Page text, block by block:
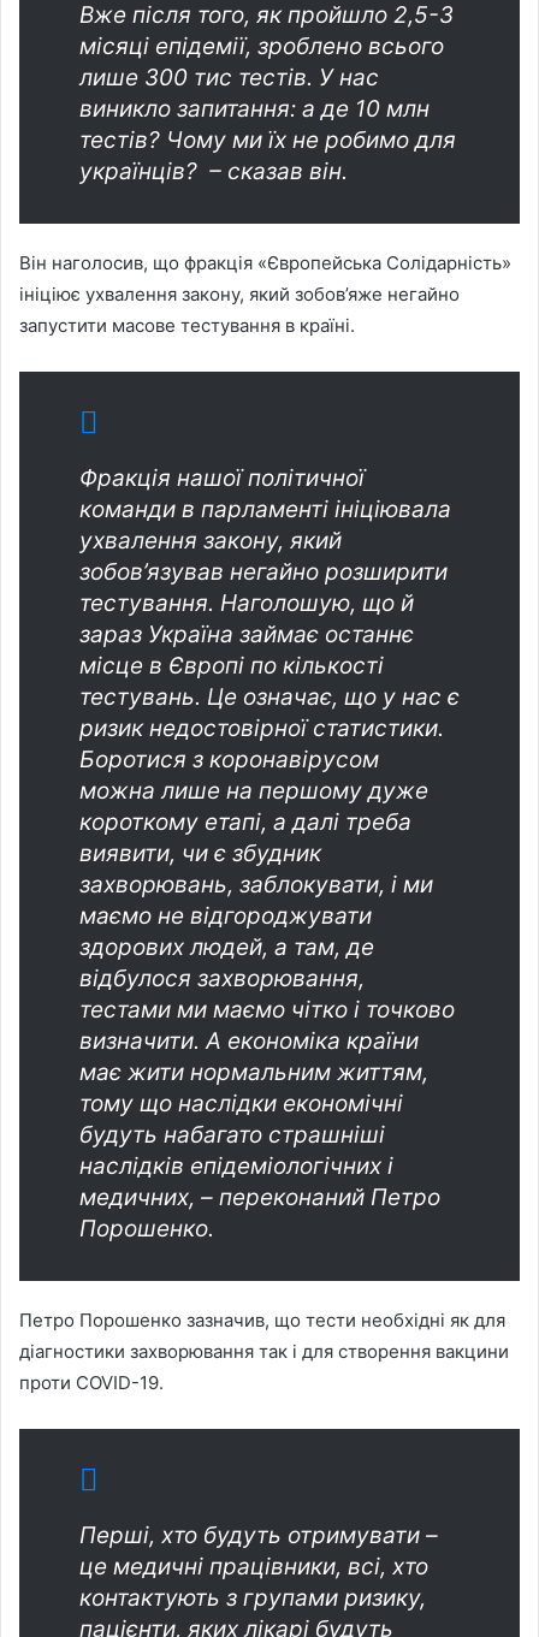
Вже після того, як пройшло 2,5-3
місяці епідемії, зроблено всього
лише 300 тис тестів. У нас
виникло запитання: а де 10 млн
тестів? Чому ми їх не робимо для
українців? – сказав він.
Він наголосив, що фракція «Європейська Солідарність»
ініціює ухвалення закону, який зобов’яже негайно
запустити масове тестування в країні.
Фракція нашої політичної
команди в парламенті ініціювала
ухвалення закону, який
зобов’язував негайно розширити
тестування. Наголошую, що й
зараз Україна займає останнє
місце в Європі по кількості
тестувань. Це означає, що у нас є
ризик недостовірної статистики.
Боротися з коронавірусом
можна лише на першому дуже
короткому етапі, а далі треба
виявити, чи є збудник
захворювань, заблокувати, і ми
маємо не відгороджувати
здорових людей, а там, де
відбулося захворювання,
тестами ми маємо чітко і точково
визначити. А економіка країни
має жити нормальним життям,
тому що наслідки економічні
будуть набагато страшніші
наслідків епідеміологічних і
медичних, – переконаний Петро
Порошенко.
Петро Порошенко зазначив, що тести необхідні як для
діагностики захворювання так і для створення вакцини
проти COVID-19.
Перші, хто будуть отримувати –
це медичні працівники, всі, хто
контактують з групами ризику,
пацієнти, яких лікарі будуть